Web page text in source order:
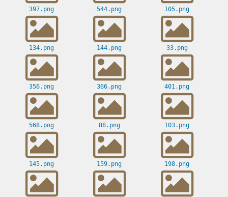
397.png 544.png 105.png
134.png 144.png 33.png
356.png 366.png 401.png
568.png 88.png 103.png
145.png 159.png 198.png